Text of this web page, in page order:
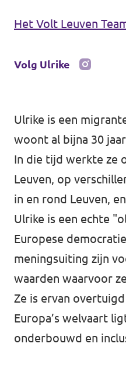
Het Volt Leuven
Volg Ulrike
Ulrike is een
woont al bijna 30
In die tijd werkte ze
Leuven, op
in en rond Leuven,
Ulrike is een echte
Europese
meningsuiting zijn
waarden waarvoor
Ze is ervan
Europa’s welvaart
onderbouwd en